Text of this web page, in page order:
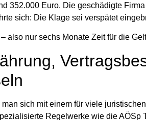
352.000 Euro. Die geschädigte
sich: Die Klage sei verspätet
also nur sechs Monate Zeit für die
sich mit einem für viele
Regelwerke wie die AÖSp